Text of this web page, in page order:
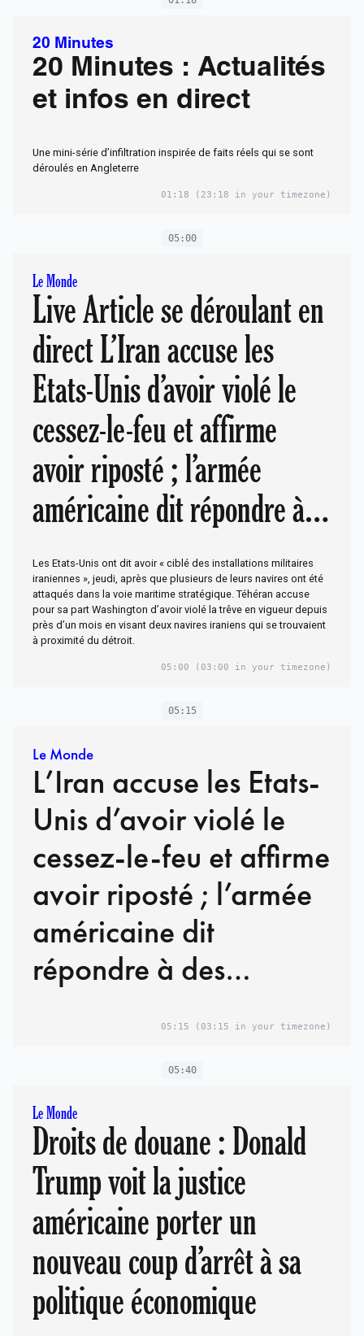
20 Minutes
20 Minutes : Actualités
et infos en direct
Une mini-série d’infiltration inspirée de faits réels qui se sont
déroulés en Angleterre
01:18 (23:18 in your timezone)
05:00
Le Monde
Live Article se déroulant en
direct L’Iran accuse les
Etats-Unis d’avoir violé le
cessez-le-feu et affirme
avoir riposté ; l’armée
américaine dit répondre à
des attaques « non
provoquées » et ne pas
rechercher l’escalade
Les Etats-Unis ont dit avoir « ciblé des installations militaires
iraniennes », jeudi, après que plusieurs de leurs navires ont été
attaqués dans la voie maritime stratégique. Téhéran accuse
pour sa part Washington d’avoir violé la trêve en vigueur depuis
près d’un mois en visant deux navires iraniens qui se trouvaient
à proximité du détroit.
05:00 (03:00 in your timezone)
05:15
Le Monde
L’Iran accuse les Etats-
Unis d’avoir violé le
cessez-le-feu et affirme
avoir riposté ; l’armée
américaine dit
répondre à des
provoquées » et ne pas
rechercher l’escalade
05:15 (03:15 in your timezone)
05:40
Le Monde
Droits de douane : Donald
Trump voit la justice
américaine porter un
nouveau coup d’arrêt à sa
politique économique